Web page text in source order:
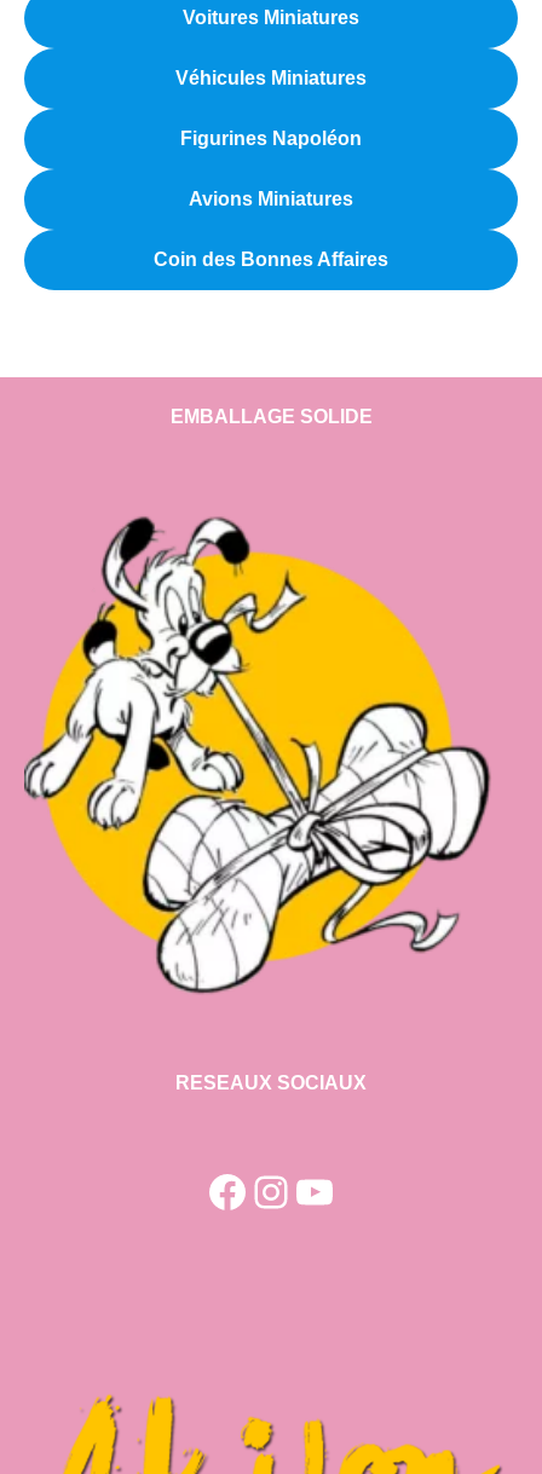
Voitures Miniatures
Véhicules Miniatures
Figurines Napoléon
Avions Miniatures
Coin des Bonnes Affaires
EMBALLAGE SOLIDE
RESEAUX SOCIAUX
Facebook
Instagram
YouTube